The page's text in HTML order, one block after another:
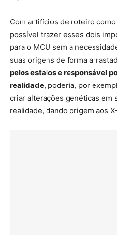
Com artifícios de roteiro
possível trazer esses dois
para o MCU sem a
suas origens de forma
pelos estalos e responsável
realidade, poderia, por
criar alterações genéticas em
realidade, dando origem aos